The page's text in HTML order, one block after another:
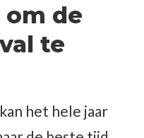
om de
te
het hele jaar